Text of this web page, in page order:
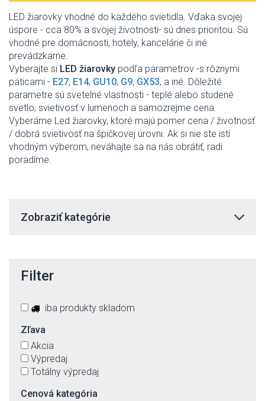
LED žiarovky vhodné do každého svietidla. Vďaka svojej
úspore - cca 80% a svojej životnosti- sú dnes prioritou. Sú
vhodné pre domácnosti, hotely, kancelárie či iné
prevádzkarne.
Vyberajte si LED žiarovky podľa parametrov -s rôznymi
päticami - E27, E14, GU10, G9, GX53, a iné. Dôležité
parametre sú svetelné vlastnosti - teplé alebo studené
svetlo, svietivosť v lumenoch a samozrejme cena.
Vyberáme Led žiarovky, ktoré majú pomer cena / životnosť
/ dobrá svietivosť na špičkovej úrovni. Ak si nie ste istí
vhodným výberom, neváhajte sa na nás obrátiť, radi
poradíme.
Zobraziť kategórie
Filter
iba produkty skladom
Zľava
Akcia
Výpredaj
Totálny výpredaj
Cenová kategória